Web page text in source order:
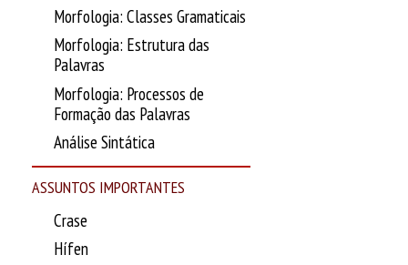
Morfologia: Classes Gramaticais
Morfologia: Estrutura das
Palavras
Morfologia: Processos de
Formação das Palavras
Análise Sintática
ASSUNTOS IMPORTANTES
Crase
Hífen